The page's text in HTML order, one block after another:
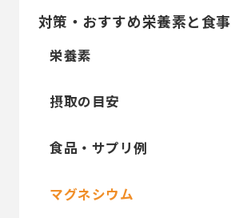
対策・おすすめ栄養素と食事
栄養素
摂取の目安
食品・サプリ例
マグネシウム